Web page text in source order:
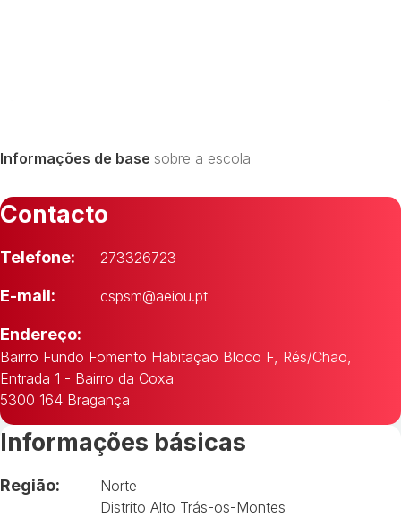
Informações de base sobre a escola
Contacto
Telefone: 273326723
E-mail: cspsm@aeiou.pt
Endereço:
Bairro Fundo Fomento Habitação Bloco F, Rés/Chão,
Entrada 1 - Bairro da Coxa
5300 164 Bragança
Informações básicas
Região:
Norte
Distrito Alto Trás-os-Montes